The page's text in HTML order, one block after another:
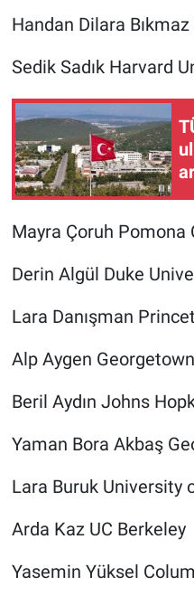
Handan Dilara
Sedik Sadık Harvard
Mayra Çoruh Pomona
Derin Algül Duke
Lara Danışman
Alp Aygen
Beril Aydın Johns
Yaman Bora Akbaş
Lara Buruk University
Arda Kaz UC Berkeley
Yasemin Yüksel